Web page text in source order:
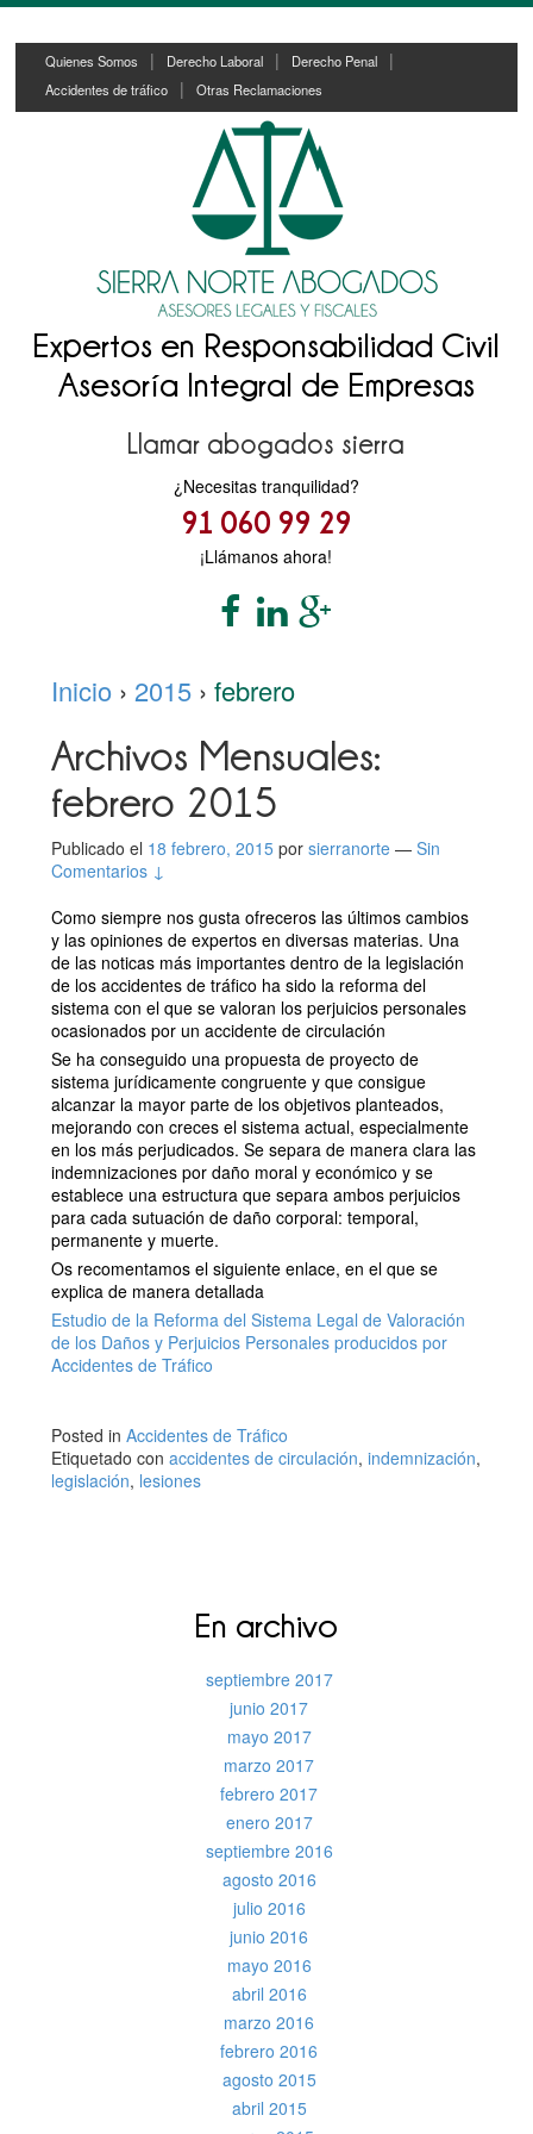
Skip
content
Skip
main
Quienes Somos Derecho Laboral
Derecho Penal
Accidentes de tráfico
Otras Reclamaciones
Expertos en Responsabilidad Civil
Asesoría Integral de Empresas
Llamar abogados sierra
¿Necesitas tranquilidad?
91 060 99 29
¡Llámanos ahora!
Inicio › 2015 › febrero
Archivos Mensuales:
febrero 2015
Publicado el 18 febrero, 2015 porsierranorte — Sin
Comentarios ↓
Como siempre nos gusta ofreceros las últimos cambios
y las opiniones de expertos en diversas materias. Una
de las noticas más importantes dentro de la legislación
de los accidentes de tráfico ha sido la reforma del
sistema con el que se valoran los perjuicios personales
ocasionados por un accidente de circulación
Se ha conseguido una propuesta de proyecto de
sistema jurídicamente congruente y que consigue
alcanzar la mayor parte de los objetivos planteados,
mejorando con creces el sistema actual, especialmente
en los más perjudicados. Se separa de manera clara las
indemnizaciones por daño moral y económico y se
establece una estructura que separa ambos perjuicios
para cada sutuación de daño corporal: temporal,
permanente y muerte.
Os recomentamos el siguiente enlace, en el que se
explica de manera detallada
Estudio de la Reforma del Sistema Legal de Valoración
de los Daños y Perjuicios Personales producidos por
Accidentes de Tráfico
Posted inAccidentes de Tráfico
Etiquetado conaccidentes de circulación,indemnización,
legislación, lesiones
En archivo
septiembre 2017
junio 2017
mayo 2017
marzo 2017
febrero 2017
enero 2017
septiembre 2016
agosto 2016
julio 2016
junio 2016
mayo 2016
abril 2016
marzo 2016
febrero 2016
agosto 2015
abril 2015